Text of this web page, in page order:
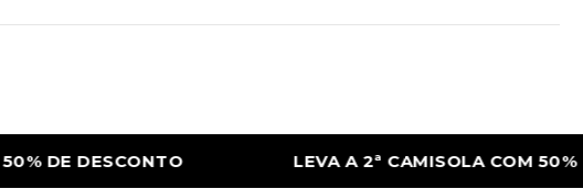
A 2ª CAMISOLA COM 50% DE DESCONTO LEVA